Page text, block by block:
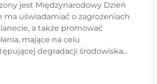
jest Międzynarodowy Dzień
ma uświadamiać o zagrożeniach
a także promować
mające na celu
degradacji środowiska...